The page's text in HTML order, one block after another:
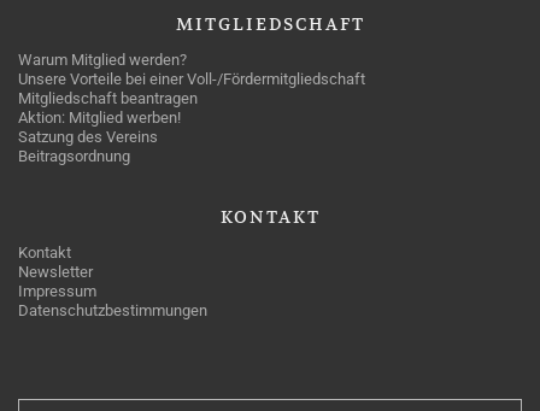
MITGLIEDSCHAFT
Warum Mitglied werden?
Unsere Vorteile bei einer Voll-/Fördermitgliedschaft
Mitgliedschaft beantragen
Aktion: Mitglied werben!
Satzung des Vereins
Beitragsordnung
KONTAKT
Kontakt
Newsletter
Impressum
Datenschutzbestimmungen